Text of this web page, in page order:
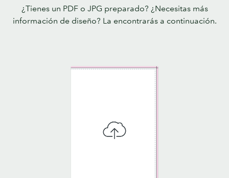
¿Tienes un PDF o JPG preparado? ¿Necesitas más
información de diseño? La encontrarás a continuación.